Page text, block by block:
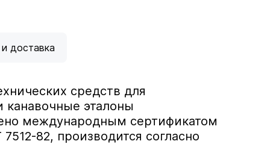
доставка
средств для
эталоны
международным сертификатом
82, производится согласно